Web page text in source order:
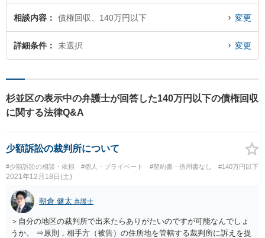
相談内容 債権回収、140万円以下 変更
詳細条件 未選択 変更
杉並区の表示中の弁護士が回答した140万円以下の債権回収
に関する法律Q&A
少額訴訟の裁判所について
#少額訴訟の相談・依頼 #個人・プライベート #契約書・借用書なし #140万円以下
2021年12月18日(土)
朝倉 健太 弁護士
＞自分の地区の裁判所で出来たらありがたいのですが可能なんでしょ
うか。 ⇒原則，相手方（被告）の住所地を管轄する裁判所に訴えを提